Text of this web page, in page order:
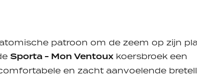
patroon om de zeem op zijn
Sporta - Mon Ventoux koersbroek een
en zacht aanvoelende